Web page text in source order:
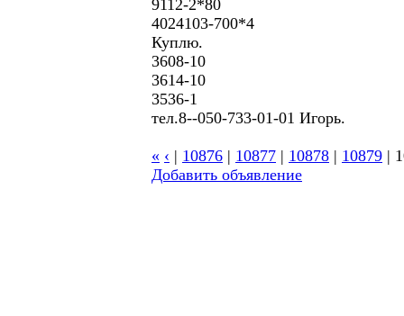
9112-2*80
4024103-700*4
Куплю.
3608-10
3614-10
3536-1
тел.8--050-733-01-01 Игорь.
« ‹ | 10876 | 10877 | 10878 | 10879 |
Добавить объявление